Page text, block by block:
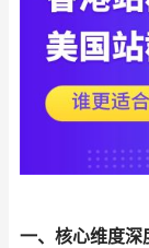
一、核心维度